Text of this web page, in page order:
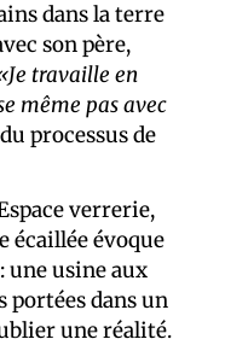
dans la terre
son père,
travaille en
même pas avec
processus de
verrerie,
écaillée évoque
une usine aux
portées dans un
une réalité.